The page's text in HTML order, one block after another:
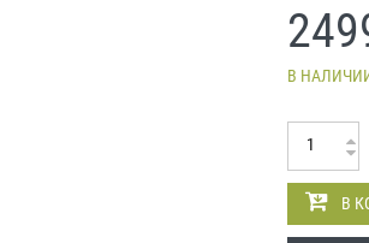
В
В